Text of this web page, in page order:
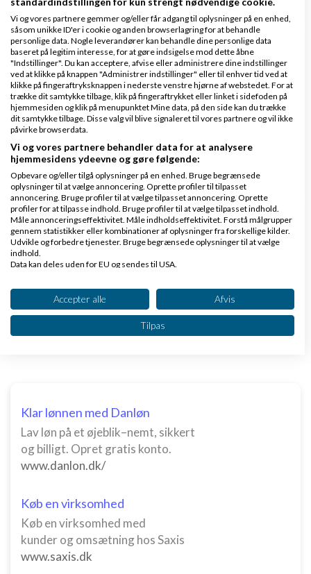
Hvordan håndterer I OSS/EU-moms, hvis I
sælger software eller digitale ydelser til
privatpersoner i EU?
Nyeste indlægafJohannesEEK,den 22-06-2026
kl. 16:56
Jeg søger en regnskabsfører til en nystartet
startup i Danmark
Nyeste indlægafKrone Tech Aps
Klar lønnen med Danløn
Lav løn på et øjeblik–nemt, sikkert
og billigt. Opret gratis konto.
www.danlon.dk/
Køb en virksomhed
Køb en virksomhed med
kunder og omsætning hos Saxis
www.saxis.dk
Vi og vores partnere gemmer og/eller får adgang til oplysninger på en enhed,
såsom unikke ID'er i cookie og anden browserlagring for at behandle
personlige data. Nogle leverandører kan behandle dine personlige data
baseret på legitim interesse, for at gøre indsigelse mod dette åbne
"Indstillinger". Du kan acceptere, afvise eller administrere dine indstillinger
ved at klikke på knappen "Administrer indstillinger" eller til enhver tid ved at
klikke på fingeraftryksknappen i nederste venstre hjørne af webstedet. For at
trække dit samtykke tilbage, klik på fingeraftrykket eller linket i sidefoden på
hjemmesiden og klik på menupunktet Mine data, på den side kan du trække
dit samtykke tilbage. Disse valg vil blive signaleret til vores partnere og vil ikke
påvirke browserdata.
Vi og vores partnere behandler data for at analysere
hjemmesidens ydeevne og gøre følgende:
Opbevare og/eller tilgå oplysninger på en enhed. Bruge begrænsede
oplysninger til at vælge annoncering. Oprette profiler til tilpasset
annoncering. Bruge profiler til at vælge tilpasset annoncering. Oprette
profiler for at tilpasse indhold. Bruge profiler til at vælge tilpasset indhold.
Måle annonceringseffektivitet. Måle indholdseffektivitet. Forstå målgrupper
gennem statistikker eller kombinationer af oplysninger fra forskellige kilder.
Udvikle og forbedre tjenester. Bruge begrænsede oplysninger til at vælge
indhold.
Data kan deles uden for EU og sendes til USA.
Se partnerliste (2 IAB-leverandører)
Vi bruger dine data til følgende formål:
IAB's behandlingsformål:
annoncering
Oprette profiler til tilpasset annoncering
Bruge profiler til at vælge tilpasset
Oprette profiler for at tilpasse indhold
Bruge profiler til at vælge tilpasset indhold
Måle annonceringseffektivitet
Accepter alle Afvis
Tilpas